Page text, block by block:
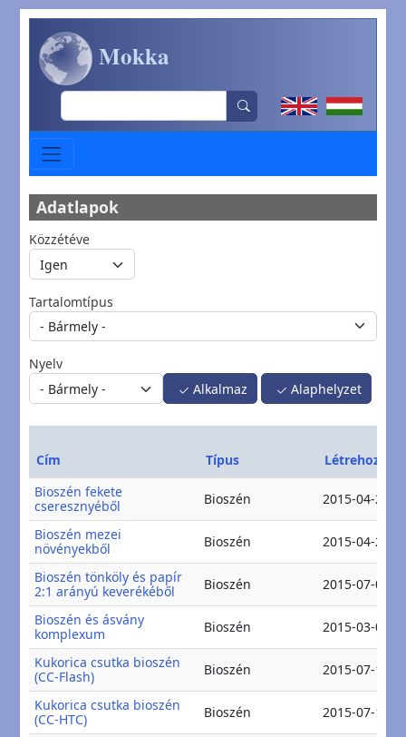
Ugrás a tartalomra
Mokka
Search
Adatlapok
Közzétéve
Tartalomtípus
Nyelv
Alkalmaz
Alaphelyzet
Cím Típus
Létrehozás
Bioszén fekete
cseresznyéből
Bioszén 2015-04-24
Bioszén mezei
növényekből
Bioszén 2015-04-24
Bioszén tönköly és papír
2:1 arányú keverékéből
Bioszén 2015-07-01
Bioszén és ásvány
komplexum
Bioszén 2015-03-06
Kukorica csutka bioszén
(CC-Flash)
Bioszén 2015-07-16
Kukorica csutka bioszén
(CC-HTC)
Bioszén 2015-07-16